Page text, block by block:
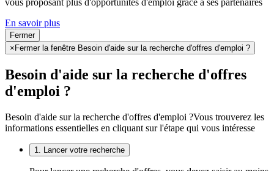
En savoir plus
Fermer
× Fermer la fenêtre Besoin d'aide sur la recherche d'offres d'emploi ?
Besoin d'aide sur la recherche d'offres
d'emploi ?
Besoin d'aide sur la recherche d'offres d'emploi ?Vous trouverez les
informations essentielles en cliquant sur l'étape qui vous intéresse
1. Lancer votre recherche